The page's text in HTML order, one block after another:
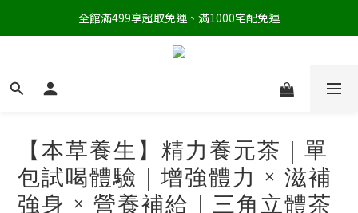
全館滿499享超取免運、滿1000宅配免運
【本草養生】精力養元茶｜單
包試喝體驗｜增強體力 × 滋補
強身 × 營養補給｜三角立體茶